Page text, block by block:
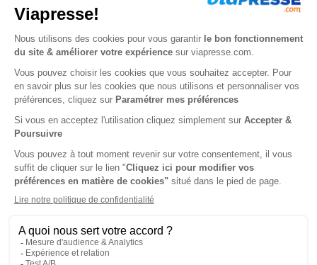
Papier
Abonnement 1 an
11 n° • Papier + Version digitale offerte
45€90 Tarif Kiosque : 86€90
Tarif France métropolitaine
Renouvellement à date d’anniversaire
Abonnement Durée libre
Papier + Version digitale offerte